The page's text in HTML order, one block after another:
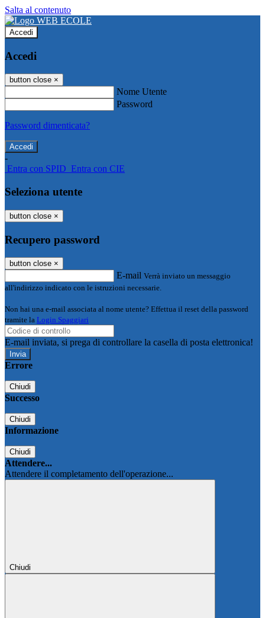
Salta al contenuto
Accedi
Accedi
button close ×
Nome Utente
Password
Password dimenticata?
-
Entra con SPID Entra con CIE
Seleziona utente
button close ×
Recupero password
button close ×
E-mail Verrà inviato un messaggio
all'indirizzo indicato con le istruzioni necessarie.
Non hai una e-mail associata al nome utente? Effettua il reset della password
tramite la Login Spaggiari
E-mail inviata, si prega di controllare la casella di posta elettronica!
Errore
Chiudi
Successo
Chiudi
Informazione
Chiudi
Attendere...
Attendere il completamento dell'operazione...
Chiudi